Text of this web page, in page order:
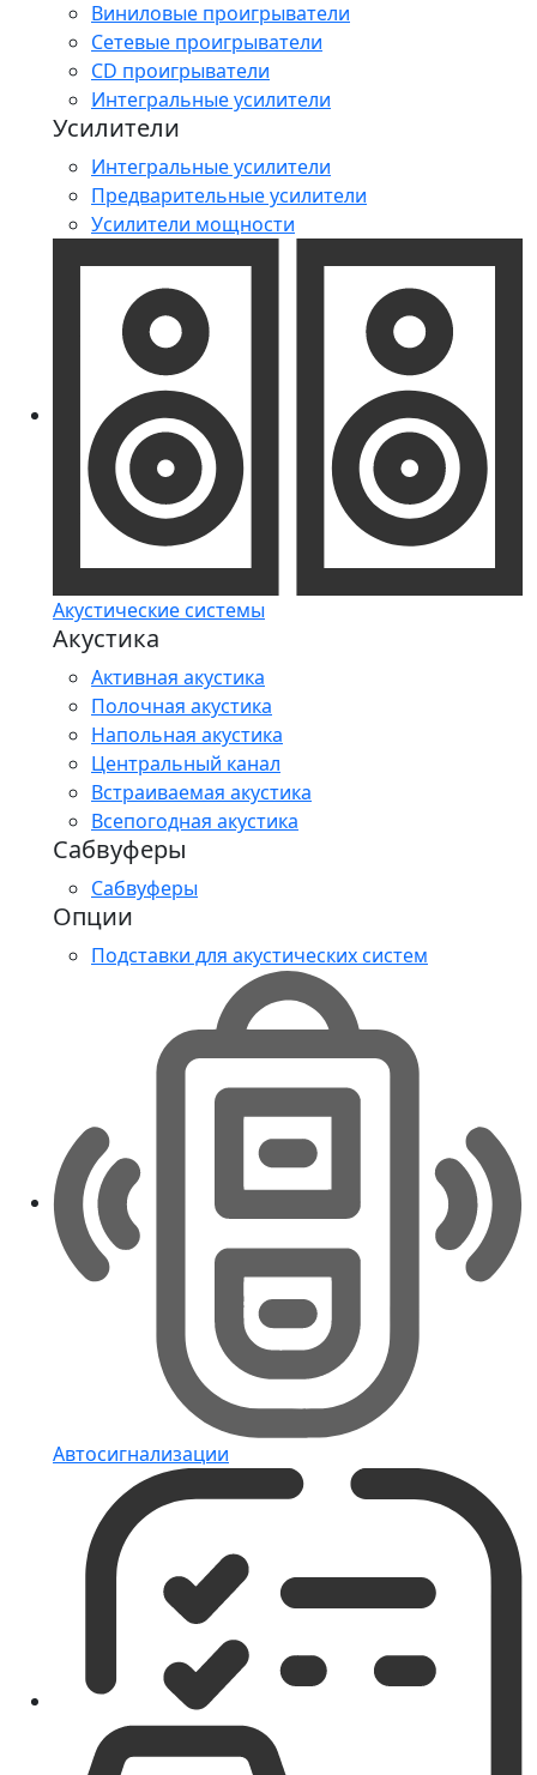
Виниловые проигрыватели
Сетевые проигрыватели
CD проигрыватели
Интегральные усилители
Усилители
Интегральные усилители
Предварительные усилители
Усилители мощности
Акустические системы
Акустика
Активная акустика
Полочная акустика
Напольная акустика
Центральный канал
Встраиваемая акустика
Всепогодная акустика
Сабвуферы
Сабвуферы
Опции
Подставки для акустических систем
Автосигнализации